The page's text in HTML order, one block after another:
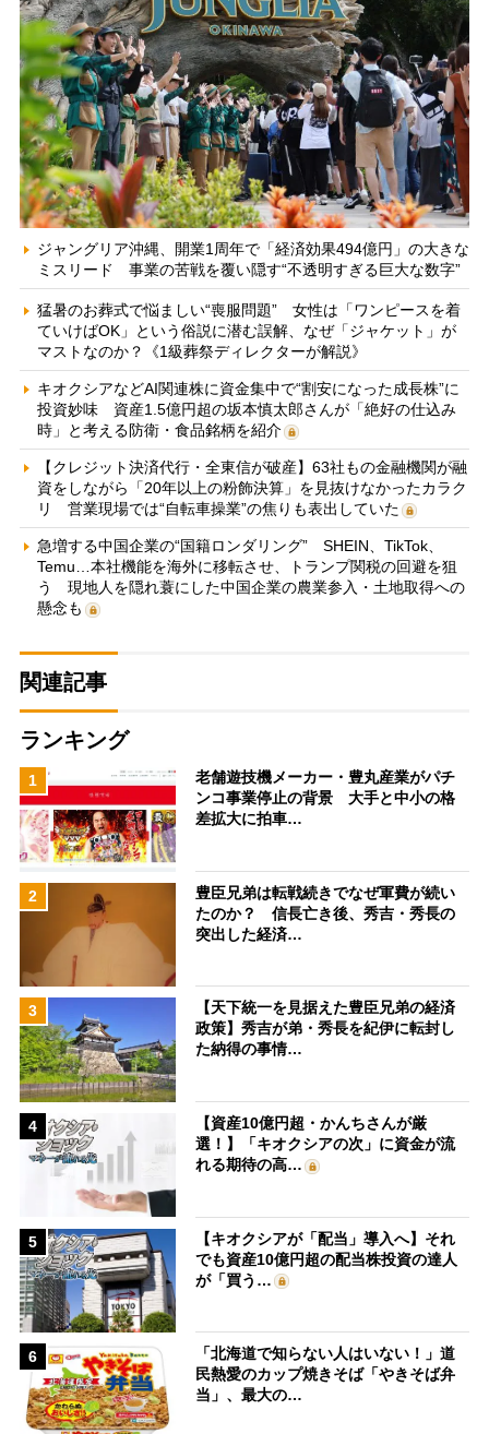
ジャングリア沖縄、開業1周年で「経済効果494億円」の大きな
ミスリード 事業の苦戦を覆い隠す“不透明すぎる巨大な数字”
猛暑のお葬式で悩ましい“喪服問題” 女性は「ワンピースを着
ていけばOK」という俗説に潜む誤解、なぜ「ジャケット」が
マストなのか？《1級葬祭ディレクターが解説》
キオクシアなどAI関連株に資金集中で“割安になった成長株”に
投資妙味 資産1.5億円超の坂本慎太郎さんが「絶好の仕込み
時」と考える防衛・食品銘柄を紹介
【クレジット決済代行・全東信が破産】63社もの金融機関が融
資をしながら「20年以上の粉飾決算」を見抜けなかったカラク
リ 営業現場では“自転車操業”の焦りも表出していた
急増する中国企業の“国籍ロンダリング” SHEIN、TikTok、
Temu…本社機能を海外に移転させ、トランプ関税の回避を狙
う 現地人を隠れ蓑にした中国企業の農業参入・土地取得への
懸念も
関連記事
ランキング
1
老舗遊技機メーカー・豊丸産業がパチ
ンコ事業停止の背景 大手と中小の格
差拡大に拍車…
2
豊臣兄弟は転戦続きでなぜ軍費が続い
たのか？ 信長亡き後、秀吉・秀長の
突出した経済…
3
【天下統一を見据えた豊臣兄弟の経済
政策】秀吉が弟・秀長を紀伊に転封し
た納得の事情…
4
【資産10億円超・かんちさんが厳
選！】「キオクシアの次」に資金が流
れる期待の高…
5
【キオクシアが「配当」導入へ】それ
でも資産10億円超の配当株投資の達人
が「買う…
6
「北海道で知らない人はいない！」道
民熱愛のカップ焼きそば「やきそば弁
当」、最大の…